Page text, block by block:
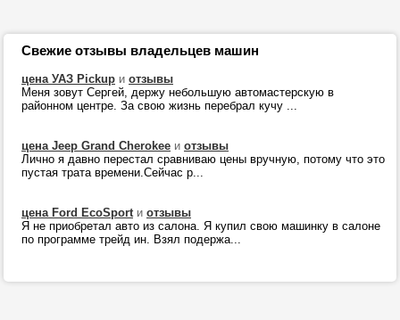
Свежие отзывы владельцев машин
цена УАЗ Pickup и отзывы
Меня зовут Сергей, держу небольшую автомастерскую в
районном центре. За свою жизнь перебрал кучу ...
цена Jeep Grand Cherokee и отзывы
Лично я давно перестал сравниваю цены вручную, потому что это
пустая трата времени.Сейчас р...
цена Ford EcoSportи отзывы
Я не приобретал авто из салона. Я купил свою машинку в салоне
по программе трейд ин. Взял подержа...